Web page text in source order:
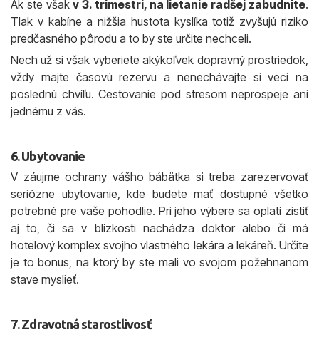
Ak ste všakv 3. trimestri, na lietanie radšej zabudnite.
Tlak v kabíne a nižšia hustota kyslíka totiž zvyšujú riziko
predčasného pôrodu a to by ste určite nechceli.
Nech už si však vyberiete akýkoľvek dopravný prostriedok,
vždy majte časovú rezervu a nenechávajte si veci na
poslednú chvíľu. Cestovanie pod stresom neprospeje ani
jednému z vás.
6. Ubytovanie
V záujme ochrany vášho bábätka si treba zarezervovať
seriózne ubytovanie, kde budete mať dostupné všetko
potrebné pre vaše pohodlie. Pri jeho výbere sa oplatí zistiť
aj to, či sa v blízkosti nachádza doktor alebo či má
hotelový komplex svojho vlastného lekára a lekáreň. Určite
je to bonus, na ktorý by ste mali vo svojom požehnanom
stave myslieť.
7. Zdravotná starostlivosť